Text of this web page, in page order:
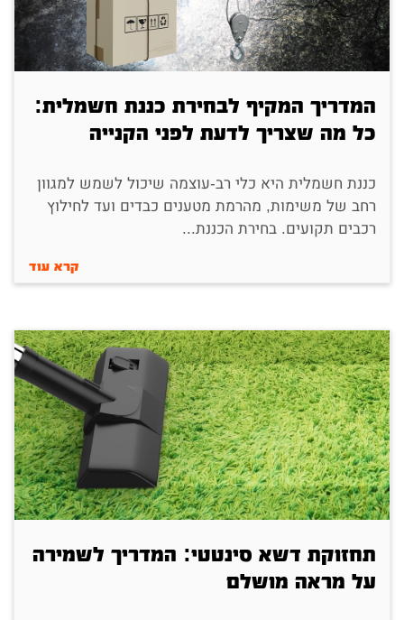
המדריך המקיף לבחירת כננת חשמלית:
כל מה שצריך לדעת לפני הקנייה
כננת חשמלית היא כלי רב-עוצמה שיכול לשמש למגוון
רחב של משימות, מהרמת מטענים כבדים ועד לחילוץ
רכבים תקועים. בחירת הכננת...
קרא עוד
תחזוקת דשא סינטטי: המדריך לשמירה
על מראה מושלם